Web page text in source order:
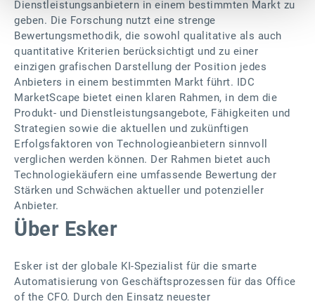
Dienstleistungsanbietern in einem bestimmten Markt zu
geben. Die Forschung nutzt eine strenge
Bewertungsmethodik, die sowohl qualitative als auch
quantitative Kriterien berücksichtigt und zu einer
einzigen grafischen Darstellung der Position jedes
Anbieters in einem bestimmten Markt führt. IDC
MarketScape bietet einen klaren Rahmen, in dem die
Produkt- und Dienstleistungsangebote, Fähigkeiten und
Strategien sowie die aktuellen und zukünftigen
Erfolgsfaktoren von Technologieanbietern sinnvoll
verglichen werden können. Der Rahmen bietet auch
Technologiekäufern eine umfassende Bewertung der
Stärken und Schwächen aktueller und potenzieller
Anbieter.
Über Esker
Esker ist der globale KI-Spezialist für die smarte
Automatisierung von Geschäftsprozessen für das Office
of the CFO. Durch den Einsatz neuester